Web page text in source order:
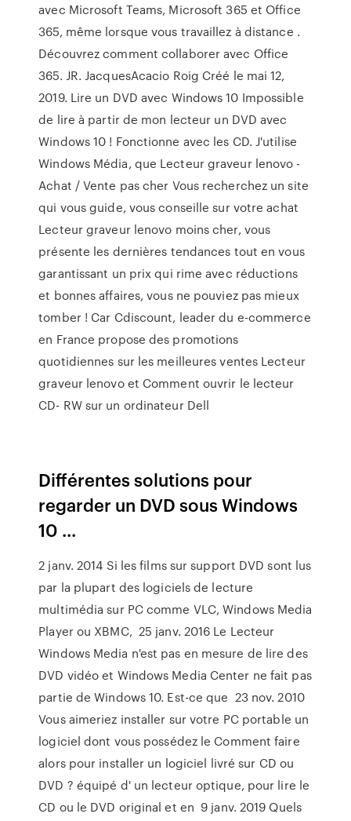
avec Microsoft Teams, Microsoft 365 et Office
365, même lorsque vous travaillez à distance .
Découvrez comment collaborer avec Office
365. JR. JacquesAcacio Roig Créé le mai 12,
2019. Lire un DVD avec Windows 10 Impossible
de lire à partir de mon lecteur un DVD avec
Windows 10 ! Fonctionne avec les CD. J'utilise
Windows Média, que Lecteur graveur lenovo -
Achat / Vente pas cher Vous recherchez un site
qui vous guide, vous conseille sur votre achat
Lecteur graveur lenovo moins cher, vous
présente les dernières tendances tout en vous
garantissant un prix qui rime avec réductions
et bonnes affaires, vous ne pouviez pas mieux
tomber ! Car Cdiscount, leader du e-commerce
en France propose des promotions
quotidiennes sur les meilleures ventes Lecteur
graveur lenovo et Comment ouvrir le lecteur
CD- RW sur un ordinateur Dell
Différentes solutions pour
regarder un DVD sous Windows
10 ...
2 janv. 2014 Si les films sur support DVD sont lus
par la plupart des logiciels de lecture
multimédia sur PC comme VLC, Windows Media
Player ou XBMC, 25 janv. 2016 Le Lecteur
Windows Media n'est pas en mesure de lire des
DVD vidéo et Windows Media Center ne fait pas
partie de Windows 10. Est-ce que 23 nov. 2010
Vous aimeriez installer sur votre PC portable un
logiciel dont vous possédez le Comment faire
alors pour installer un logiciel livré sur CD ou
DVD ? équipé d' un lecteur optique, pour lire le
CD ou le DVD original et en 9 janv. 2019 Quels